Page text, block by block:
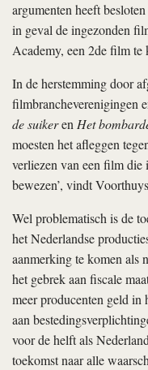
argumenten heeft
in geval de ingezonden
Academy, een 2de film te
In de herstemming door
filmbrancheverenigingen
de suikerenHet
moesten het afleggen
verliezen van een film
bewezen’, vindt
Wel problematisch is de
het Nederlandse
aanmerking te komen als
het gebrek aan fiscale
meer producenten geld in
aan
voor de helft als
toekomst naar alle